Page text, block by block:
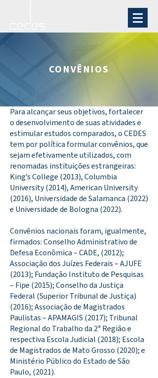
CONVÊNIOS
Para alcançar seus objetivos, fortalecer
o desenvolvimento de suas atividades e
estimular estudos comparados, o CEDES
tem por política formular convênios, que
sejam efetivamente utilizados, com
renomadas instituições estrangeiras:
King’s College (2013), Columbia
University (2014), American University
(2016), Universidade de Salamanca (2022)
e Universidade de Bologna (2022).
Convênios nacionais foram, igualmente,
firmados: Conselho Administrativo de
Defesa Econômica – CADE, (2012);
Associação dos Juízes Federais – AJUFE
(2013); Fundação Instituto de Pesquisas
– Fipe (2015); Conselho da Justiça
Federal (Superior Tribunal de Justiça)
(2016); Associação de Magistrados
Paulistas – APAMAGIS (2017); Tribunal
Regional do Trabalho da 2ª Região e
respectiva Escola Judicial (2018); Escola
de Magistrados de Mato Grosso (2020); e
Ministério Público do Estado de São
Paulo, (2021).